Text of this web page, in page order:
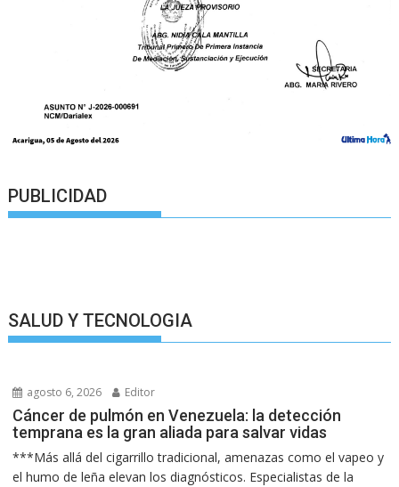
PUBLICIDAD
SALUD Y TECNOLOGIA
agosto 6, 2026 Editor
Cáncer de pulmón en Venezuela: la detección
temprana es la gran aliada para salvar vidas
***Más allá del cigarrillo tradicional, amenazas como el vapeo y
el humo de leña elevan los diagnósticos. Especialistas de la